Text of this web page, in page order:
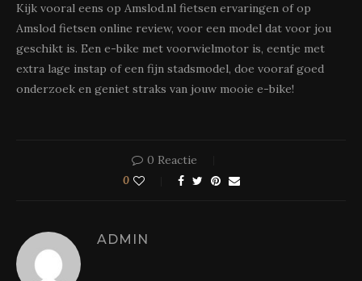
Kijk vooral eens op Amslod.nl fietsen ervaringen of op
Amslod fietsen online review, voor een model dat voor jou
geschikt is. Een e-bike met voorwielmotor is, eentje met
extra lage instap of een fijn stadsmodel, doe vooraf goed
onderzoek en geniet straks van jouw mooie e-bike!
0 Reactie
0
ADMIN